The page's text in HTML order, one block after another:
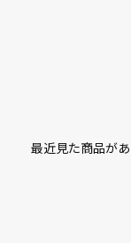
最近見た商品があ